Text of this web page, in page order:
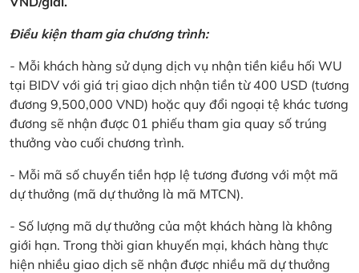
Điều kiện tham gia chương trình:
- Mỗi khách hàng sử dụng dịch vụ nhận tiền kiều hối WU
tại BIDV với giá trị giao dịch nhận tiền từ 400 USD (tương
đương 9,500,000 VND) hoặc quy đổi ngoại tệ khác tương
đương sẽ nhận được 01 phiếu tham gia quay số trúng
thưởng vào cuối chương trình.
- Mỗi mã số chuyển tiền hợp lệ tương đương với một mã
dự thưởng (mã dự thưởng là mã MTCN).
- Số lượng mã dự thưởng của một khách hàng là không
giới hạn. Trong thời gian khuyến mại, khách hàng thực
hiện nhiều giao dịch sẽ nhận được nhiều mã dự thưởng